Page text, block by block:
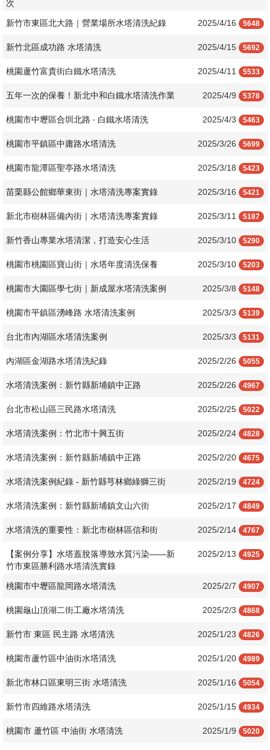
次
新竹市東區北大路｜營業場所水塔清洗紀錄 2025/4/16 5648
新竹北區成功路 水塔清洗 2025/4/15 5692
桃園蘆竹富貴街白鐵水塔清洗 2025/4/11 5533
五年一次的保養！新北中和白鐵水塔清洗作業 2025/4/9 5378
桃園市中壢區合圳北路 ‧ 白鐵水塔清洗 2025/4/3 5463
桃園市平鎮區中庸路水塔清洗 2025/3/26 5699
桃園市龍潭區聖亭路水塔清洗 2025/3/18 5423
​苗栗縣公館鄉華東街｜水塔清洗專案實錄 2025/3/16 5421
新北市樹林區備內街｜水塔清洗專案實錄 2025/3/11 5187
新竹香山專業水塔清潔，打造安心生活 2025/3/10 5290
桃園市桃園區寶山街｜水塔年度清洗保養 2025/3/10 5203
桃園市大園區學七街｜新成屋水塔清洗案例 2025/3/8 5148
桃園市平鎮區湧峰路 水塔清洗案例 2025/3/3 5139
台北市內湖區水塔清洗案例 2025/3/3 5131
內湖區金湖路水塔清洗紀錄 2025/2/26 5055
水塔清洗案例：新竹縣新埔鎮中正路 2025/2/26 4967
台北市松山區三民路水塔清洗 2025/2/25 5022
水塔清洗案例：竹北市十興五街 2025/2/24 4828
水塔清洗案例：新竹縣新埔鎮中正路 2025/2/20 4675
水塔清洗案例紀錄 - 新竹縣芎林鄉綠獅三街 2025/2/19 4724
水塔清洗案例：新竹縣新埔鎮文山六街 2025/2/17 4849
水塔清洗的重要性：新北市樹林區信和街 2025/2/14 4767
【案例分享】水塔蓋脫落導致水質污染——新
竹市東區勝利路水塔清洗實錄
2025/2/13 4925
桃園市中壢區龍岡路水塔清洗 2025/2/7 4907
桃園龜山頂湖二街工廠水塔清洗 2025/2/3 4868
新竹市 東區 民主路 水塔清洗 2025/1/23 4826
桃園市蘆竹區中油街水塔清洗 2025/1/20 4989
新北市林口區東明三街 水塔清洗 2025/1/16 5054
新竹市四維路水塔清洗 2025/1/15 4934
桃園市 蘆竹區 中油街 水塔清洗 2025/1/9 5020